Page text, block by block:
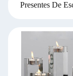
Presentes De